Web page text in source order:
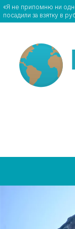
«Я не припомню ни
посадили за взятку в